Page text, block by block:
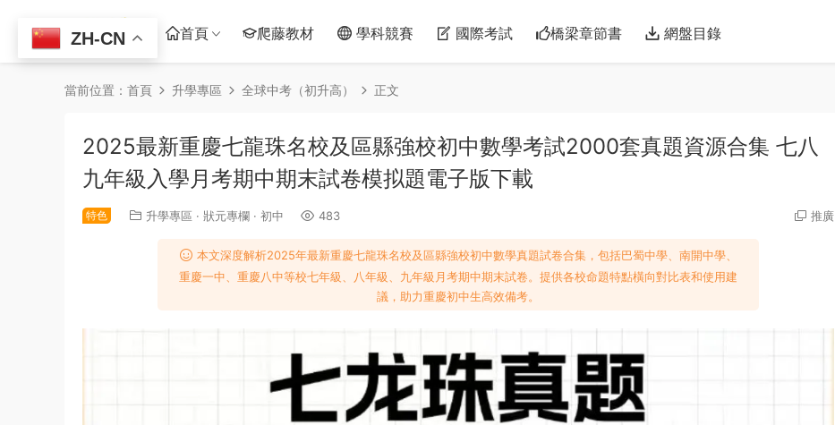
首頁 爬藤教材 學科競賽 國際考試 橋梁章節書 網盤目錄
當前位置： 首頁 升學專區 全球中考（初升高） 正文
2025最新重慶七龍珠名校及區縣強校初中數學考試2000套真題資源合集 七八
九年級入學月考期中期末試卷模拟題電子版下載
特色 升學專區 · 狀元專欄 · 初中 483 推廣
本文深度解析2025年最新重慶七龍珠名校及區縣強校初中數學真題試卷合集，包括巴蜀中學、南開中學、
重慶一中、重慶八中等校七年級、八年級、九年級月考期中期末試卷。提供各校命題特點橫向對比表和使用建
議，助力重慶初中生高效備考。
ZH-CN